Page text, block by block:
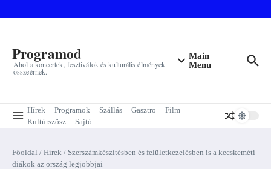
Programod
Ahol a koncertek, fesztiválok és kulturális élmények
összeérnek.
Main
Menu
Hírek Programok Szállás Gasztro
Film
Kultúrszösz
Sajtó
Főoldal / Hírek / Szerszámkészítésben és felületkezelésben is a kecskeméti
diákok az ország legjobbjai